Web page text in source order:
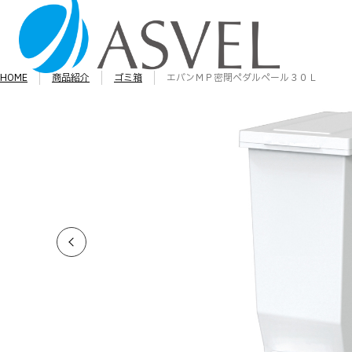
HOME 商品紹介 ゴミ箱 エバンＭＰ密閉ペダルペール３０Ｌ